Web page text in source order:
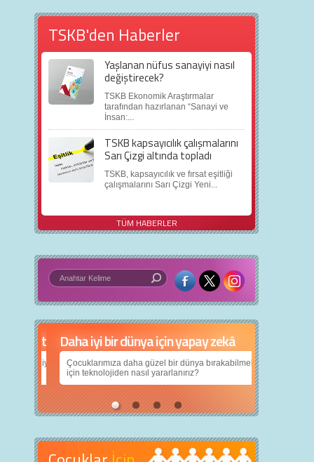
TSKB'den Haberler
Yaşlanan nüfus sanayiyi nasıl
değiştirecek?
TSKB Ekonomik Araştırmalar
tarafından hazırlanan “Sanayi ve
İnsan:...
TSKB kapsayıcılık çalışmalarını
Sarı Çizgi altında topladı
TSKB, kapsayıcılık ve fırsat eşitliği
çalışmalarını Sarı Çizgi Yeni...
TÜM HABERLER
Daha iyi bir dünya için yapay zekâ
Çocuklarımıza daha güzel bir dünya bırakabilmek
için teknolojiden nasıl yararlanırız?